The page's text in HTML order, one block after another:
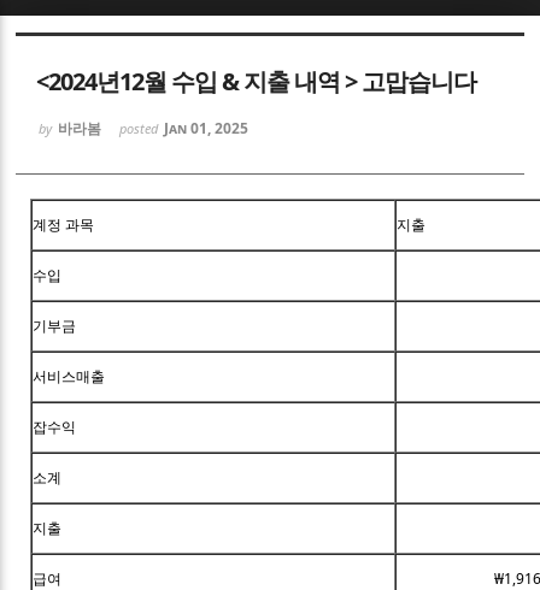
<2024년12월 수입 & 지출 내역 > 고맙습니다
by 바라봄 posted Jan 01, 2025
계정 과목 지출
수입
기부금
서비스매출
잡수익
소계
지출
급여
Sketchbook5, 스케치북5
Sketchbook5, 스케치북5